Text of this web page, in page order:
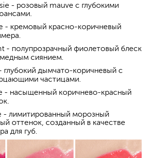
- розовый mauve с глубокими
- кремовый красно-коричневый
- полупрозрачный фиолетовый блеск
сиянием.
глубокий дымчато-коричневый с
частицами.
- насыщенный коричнево-красный
- лимитированный морозный
оттенок, созданный в качестве
для губ.